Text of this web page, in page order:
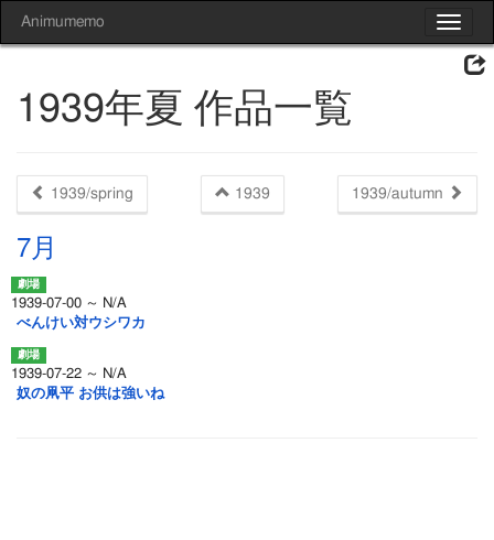
Toggle
Animumemo
1939年夏 作品一覧
1939/spring 1939 1939/autumn
7月
1939-07-00 ～ N/A
べんけい対ウシワカ
1939-07-22 ～ N/A
奴の凧平 お供は強いね